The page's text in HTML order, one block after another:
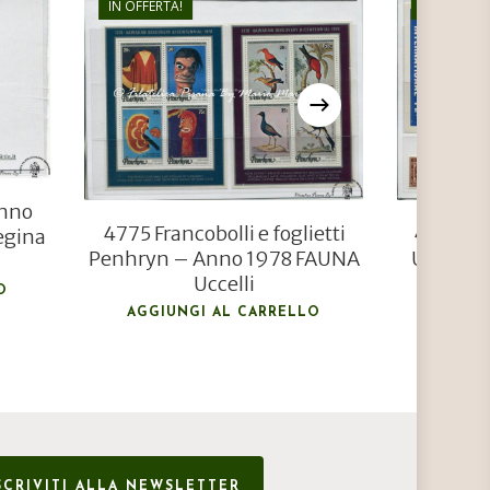
IN OFFERTA!
€11,00
€7,50
4775 Francobolli e foglietti
Penhryn – Anno 1978 FAUNA
Uccelli
AGGIUNGI AL CARRELLO
4789
Uganda
ALLA NEWSLETTER